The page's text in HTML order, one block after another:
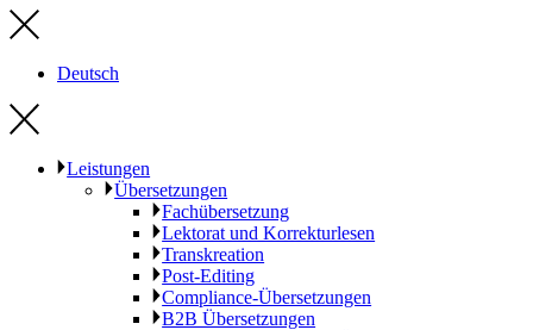
Deutsch
Leistungen
Übersetzungen
Fachübersetzung
Lektorat und Korrekturlesen
Transkreation
Post-Editing
Compliance-Übersetzungen
B2B Übersetzungen